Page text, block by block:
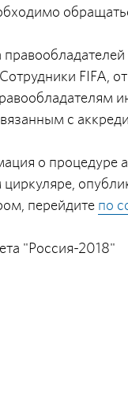
FIFA,
с
о процедуре
перейдите по
"Россия-2018"